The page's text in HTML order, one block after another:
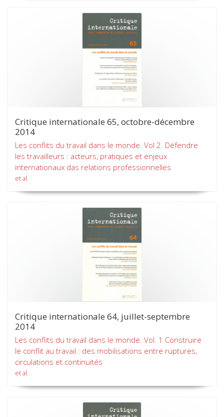
Critique internationale 65, octobre-décembre
2014
Les conflits du travail dans le monde. Vol 2. Défendre
les travailleurs : acteurs, pratiques et enjeux
internationaux das relations professionnelles
et al.
Critique internationale 64, juillet-septembre
2014
Les conflits du travail dans le monde. Vol. 1 Construire
le conflit au travail : des mobilisations entre ruptures,
circulations et continuités
et al.